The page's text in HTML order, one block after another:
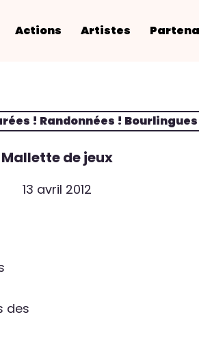
Actions Artistes
! Randonnées ! Bourlingues
Mallette de jeux
13 avril 2012
des